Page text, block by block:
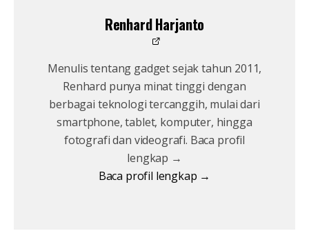
Renhard Harjanto
Menulis tentang gadget sejak tahun 2011,
Renhard punya minat tinggi dengan
berbagai teknologi tercanggih, mulai dari
smartphone, tablet, komputer, hingga
fotografi dan videografi. Baca profil
lengkap →
Baca profil lengkap →